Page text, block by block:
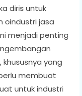
diris untuk
oindustri jasa
menjadi penting
yang
membuat
untuk industri